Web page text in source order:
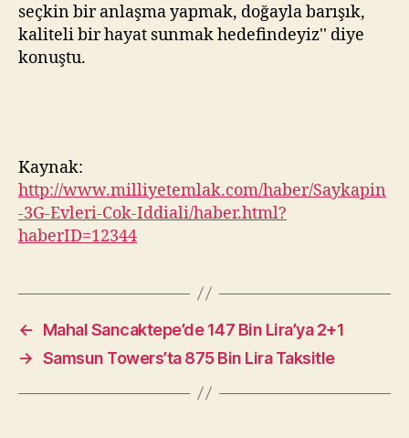
seçkin bir anlaşma yapmak, doğayla barışık,
kaliteli bir hayat sunmak hedefindeyiz'' diye
konuştu.
Kaynak:
http://www.milliyetemlak.com/haber/Saykapin
-3G-Evleri-Cok-Iddiali/haber.html?
haberID=12344
←
Mahal Sancaktepe’de 147 Bin Lira’ya 2+1
→ Samsun Towers’ta 875 Bin Lira Taksitle